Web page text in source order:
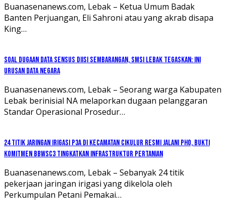
Buanasenanews.com, Lebak – Ketua Umum Badak
Banten Perjuangan, Eli Sahroni atau yang akrab disapa
King…
Soal Dugaan Data Sensus Diisi Sembarangan, SMSI Lebak Tegaskan: Ini
Urusan Data Negara
Buanasenanews.com, Lebak – Seorang warga Kabupaten
Lebak berinisial NA melaporkan dugaan pelanggaran
Standar Operasional Prosedur…
24 Titik Jaringan Irigasi P3A di Kecamatan Cikulur Resmi Jalani PHO, Bukti
Komitmen BBWSC3 Tingkatkan Infrastruktur Pertanian
Buanasenanews.com, Lebak – Sebanyak 24 titik
pekerjaan jaringan irigasi yang dikelola oleh
Perkumpulan Petani Pemakai…